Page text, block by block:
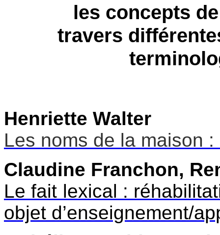
les concepts
travers
Henriette Walter
Les noms de la maison
Claudine Franchon,
Le fait lexical :
objet d’enseignement/